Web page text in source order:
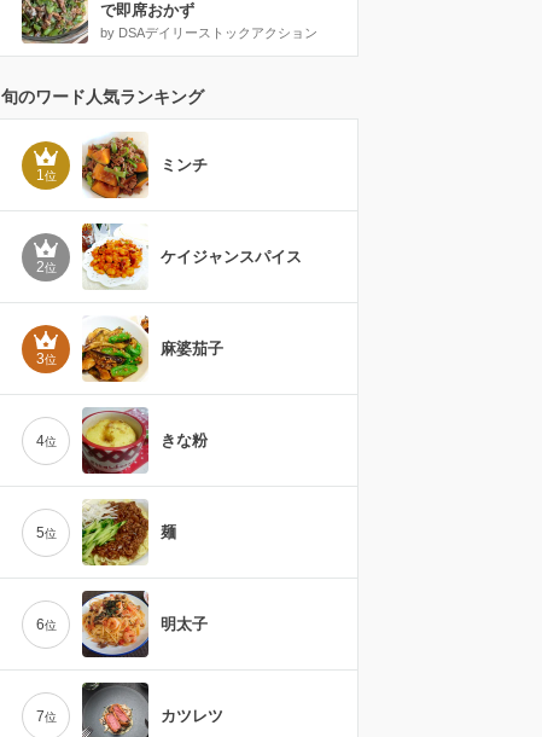
で即席おかず
by DSAデイリーストックアクション
旬のワード人気ランキング
1位
ミンチ
2位
ケイジャンスパイス
3位
麻婆茄子
4位 きな粉
5位 麺
6位 明太子
7位 カツレツ